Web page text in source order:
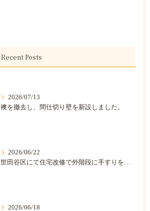
Recent Posts
2026/07/13
襖を撤去し、間仕切り壁を新設しました。
2026/06/22
世田谷区にて住宅改修で外階段に手すりを取り付けました。
2026/06/18